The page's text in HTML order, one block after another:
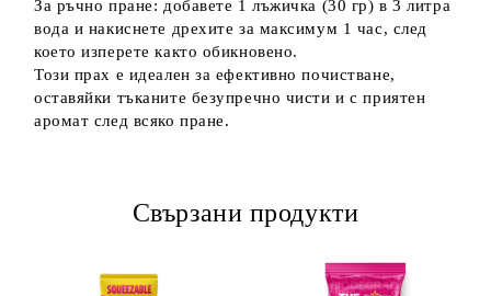
За ръчно пране: добавете 1 лъжичка (30 гр) в 3 литра
вода и накиснете дрехите за максимум 1 час, след
което изперете както обикновено.
Този прах е идеален за ефективно почистване,
оставяйки тъканите безупречно чисти и с приятен
аромат след всяко пране.
Свързани продукти